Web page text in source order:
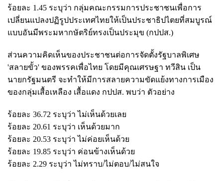
ร้อยละ 1.45 ระบุว่า กลุ่มคณะกรรมการประชาชนเพื่อการ
เปลี่ยนแปลงปฏิรูปประเทศไทยให้เป็นประชาธิปไตยที่สมบูรณ์
แบบอันมีพระมหากษัตริย์ทรงเป็นประมุข (กปปส.)
ส่วนความคิดเห็นของประชาชนต่อการจัดตั้งรัฐบาลพิเศษ
'สลายขั้ว' ของพรรคเพื่อไทย โดยมีคุณเศรษฐา ทวีสิน เป็น
นายกรัฐมนตรี จะทำให้มีการสลายความขัดแย้งทางการเมือง
ของกลุ่มเสื้อเหลือง เสื้อแดง กปปส. พบว่า ตัวอย่าง
ร้อยละ 36.72 ระบุว่า ไม่เห็นด้วยเลย
ร้อยละ 20.61 ระบุว่า เห็นด้วยมาก
ร้อยละ 20.53 ระบุว่า ไม่ค่อยเห็นด้วย
ร้อยละ 19.85 ระบุว่า ค่อนข้างเห็นด้วย
ร้อยละ 2.29 ระบุว่า ไม่ทราบ/ไม่ตอบ/ไม่สนใจ